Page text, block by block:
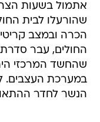
אתמול בשעות
שהורעלו לבית
הכרה ובמצב
החולים, עבר סדרת
שהחשד המרכזי
במערכת העצבים.
הנשר לחדר